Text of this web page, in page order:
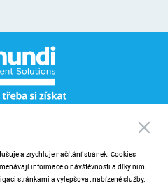
zadejte prosím váš e-mail.
se zasíláním novinek.
a zrychluje načítání stránek. Cookies
informace o návštěvnosti a díky nim
stránkami a vylepšovat nabízené služby.